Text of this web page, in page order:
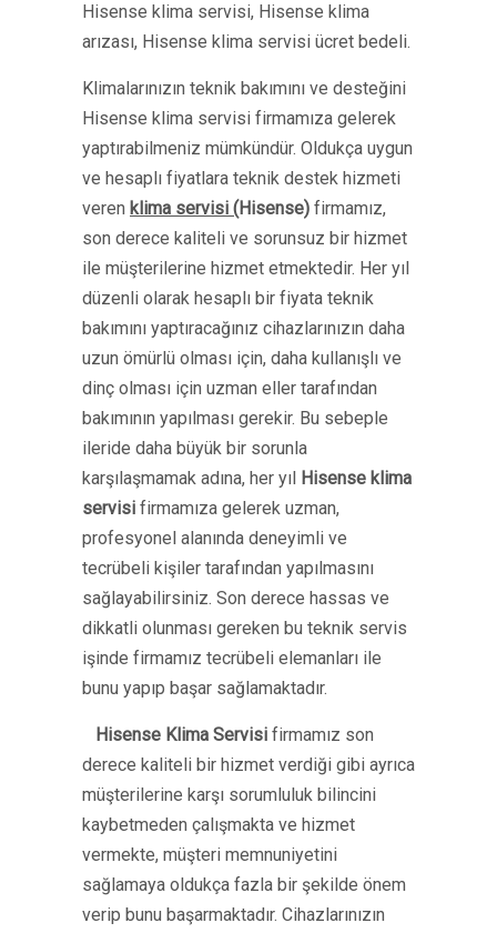
Hisense klima servisi, Hisense klima
arızası, Hisense klima servisi ücret bedeli.
Klimalarınızın teknik bakımını ve desteğini
Hisense klima servisi firmamıza gelerek
yaptırabilmeniz mümkündür. Oldukça uygun
ve hesaplı fiyatlara teknik destek hizmeti
veren klima servisi (Hisense) firmamız,
son derece kaliteli ve sorunsuz bir hizmet
ile müşterilerine hizmet etmektedir. Her yıl
düzenli olarak hesaplı bir fiyata teknik
bakımını yaptıracağınız cihazlarınızın daha
uzun ömürlü olması için, daha kullanışlı ve
dinç olması için uzman eller tarafından
bakımının yapılması gerekir. Bu sebeple
ileride daha büyük bir sorunla
karşılaşmamak adına, her yıl Hisense klima
servisi firmamıza gelerek uzman,
profesyonel alanında deneyimli ve
tecrübeli kişiler tarafından yapılmasını
sağlayabilirsiniz. Son derece hassas ve
dikkatli olunması gereken bu teknik servis
işinde firmamız tecrübeli elemanları ile
bunu yapıp başar sağlamaktadır.
Hisense Klima Servisi firmamız son
derece kaliteli bir hizmet verdiği gibi ayrıca
müşterilerine karşı sorumluluk bilincini
kaybetmeden çalışmakta ve hizmet
vermekte, müşteri memnuniyetini
sağlamaya oldukça fazla bir şekilde önem
verip bunu başarmaktadır. Cihazlarınızın